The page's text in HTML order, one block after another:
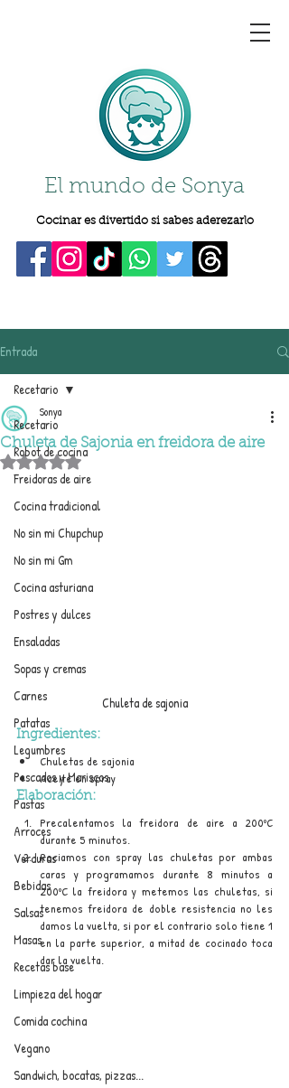
El mundo de Sonya
Cocinar es divertido si sabes aderezarlo
Entrada
Recetario
Robot de cocina
Freidoras de aire
Cocina tradicional
No sin mi Chupchup
No sin mi Gm
Cocina asturiana
Postres y dulces
Ensaladas
Sopas y cremas
Carnes
Patatas
Legumbres
Pescados y Mariscos
Pastas
Arroces
Verduras
Bebidas
Salsas
Masas
Recetas base
Limpieza del hogar
Comida cochina
Vegano
Sandwich, bocatas, pizzas...
Recetario
Chuleta de Sajonia en freidora de aire
Sonya
Obtuvo NaN de 5 estrellas.
Chuleta de sajonia
Ingredientes:
Chuletas de sajonia
Aceite en spray
Elaboración:
Precalentamos la freidora de aire a 200ºC
durante 5 minutos.
Rociamos con spray las chuletas por ambas
caras y programamos durante 8 minutos a
200ºC la freidora y metemos las chuletas, si
tenemos freidora de doble resistencia no les
damos la vuelta, si por el contrario solo tiene 1
en la parte superior, a mitad de cocinado toca
dar la vuelta.